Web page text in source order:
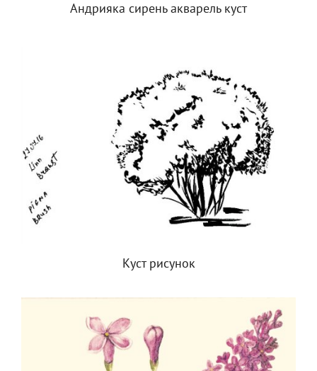
Андрияка сирень акварель куст
Куст рисунок